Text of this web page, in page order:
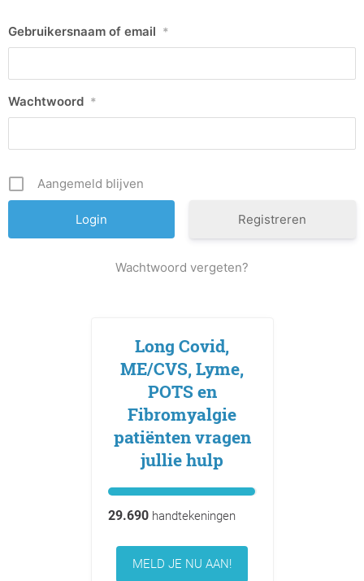
Gebruikersnaam of email *
Wachtwoord *
Aangemeld blijven
Registreren
Wachtwoord vergeten?
Long Covid,
ME/CVS, Lyme,
POTS en
Fibromyalgie
patiënten vragen
jullie hulp
29.690handtekeningen
MELD JE NU AAN!